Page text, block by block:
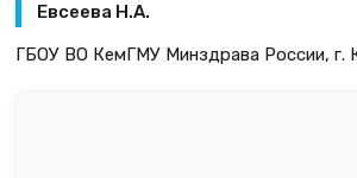
Евсеева Н.А.
ГБОУ ВО КемГМУ Минздрава России, г.